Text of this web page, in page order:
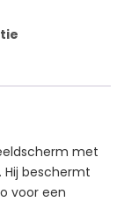
met
Hij beschermt
voor een